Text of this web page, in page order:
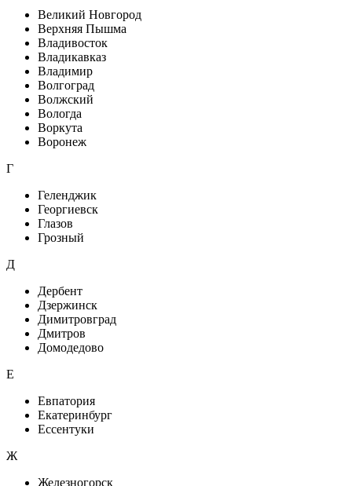
Великий Новгород
Верхняя Пышма
Владивосток
Владикавказ
Владимир
Волгоград
Волжский
Вологда
Воркута
Воронеж
Г
Геленджик
Георгиевск
Глазов
Грозный
Д
Дербент
Дзержинск
Димитровград
Дмитров
Домодедово
Е
Евпатория
Екатеринбург
Ессентуки
Ж
Железногорск